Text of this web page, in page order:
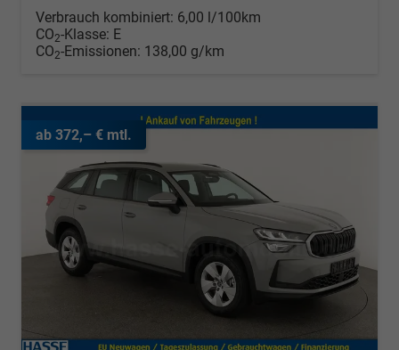
Verbrauch kombiniert: 6,00 l/100km
CO2-Klasse: E
CO2-Emissionen: 138,00 g/km
ab 372,– € mtl.